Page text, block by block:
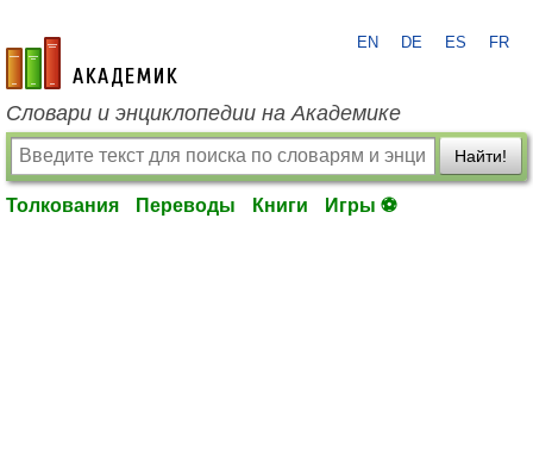
academic.ru
EN DE ES FR
Словари и энциклопедии на Академике
Найти!
Толкования Переводы Книги Игры ⚽